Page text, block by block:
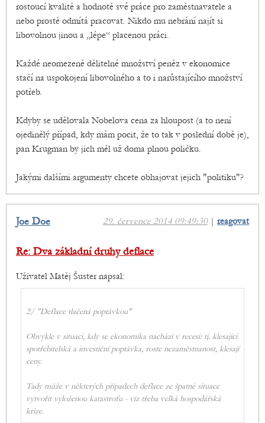
rostoucí kvalitě a hodnotě své práce pro zaměstnavatele a
nebo prostě odmítá pracovat. Nikdo mu nebrání najít si
libovolnou jinou a „lépe“ placenou práci.
Každé neomezeně dělitelné množství peněz v ekonomice
stačí na uspokojení libovolného a to i narůstajícího množství
potřeb.
Kdyby se udělovala Nobelova cena za hloupost (a to není
ojedinělý případ, kdy mám pocit, že to tak v poslední době je),
pan Krugman by jich měl už doma plnou poličku.
Jakými dalšími argumenty chcete obhajovat jejich "politiku"?
29. července 2014 09:49:30| reagovat
Joe Doe
Re: Dva základní druhy deflace
Uživatel Matěj Šuster napsal:
2/ "Deflace tlačená poptávkou"
Obvykle v situaci, kdy se ekonomika nachází v recesi: tj. klesající
spotřebitelská a investiční poptávka, roste nezaměstnanost, klesají
ceny.
Tady může v některých případech deflace ze špatné situace
vytvořit vyloženou katastrofu - viz třeba velká hospodářská
krize.